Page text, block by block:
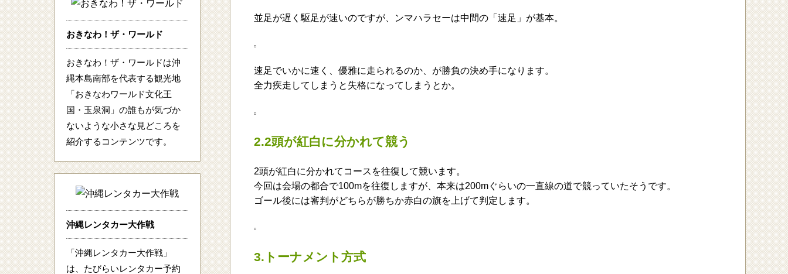
並足が遅く駆足が速いのですが、ンマハラセーは中間の「速足」が基本。
速足でいかに速く、優雅に走られるのか、が勝負の決め手になります。
全力疾走してしまうと失格になってしまうとか。
2.2頭が紅白に分かれて競う
2頭が紅白に分かれてコースを往復して競います。
今回は会場の都合で100mを往復しますが、本来は200mぐらいの一直線の道で競っていたそうです。
ゴール後には審判がどちらが勝ちか赤白の旗を上げて判定します。
3.トーナメント方式
おきなわ！ザ・ワールド
おきなわ！ザ・ワールドは沖
縄本島南部を代表する観光地
「おきなわワールド文化王
国・玉泉洞」の誰もが気づか
ないような小さな見どころを
紹介するコンテンツです。
沖縄レンタカー大作戦
「沖縄レンタカー大作戦」
は、たびらいレンタカー予約